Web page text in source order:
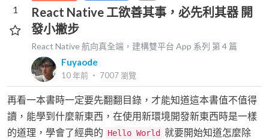
React Native 工欲善其事，必先利其器 開
發小撇步
React Native 航向真全端，建構雙平台 App 系列 第4 篇
Fuyaode
10 年前 ‧ 7007瀏覽
1
再看一本書時一定要先翻翻目錄，才能知道這本書值不值得
讀，能學到什麼新東西，在使用新環境開發新東西時是一樣
的道理，學會了經典的 Hello World 就要開始知道怎麼除